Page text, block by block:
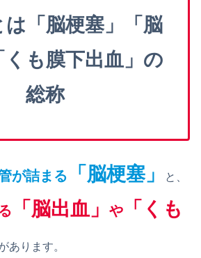
は「脳梗塞」「脳
くも膜下出血」の
総称
が詰まる 「脳梗塞」 と、
「脳出血」 や
「くも
あります。